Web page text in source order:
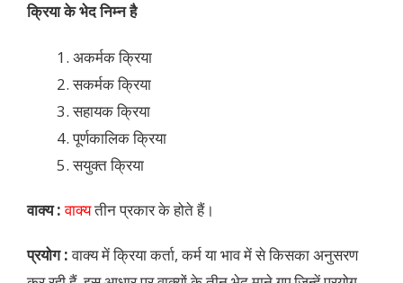
क्रिया के भेद निम्न है
अकर्मक क्रिया
सकर्मक क्रिया
सहायक क्रिया
पूर्णकालिक क्रिया
सयुक्त क्रिया
वाक्य : वाक्यतीन प्रकार के होते हैं।
प्रयोग :वाक्य में क्रिया कर्ता, कर्म या भाव में से किसका अनुसरण